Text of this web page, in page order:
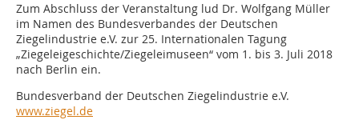
Zum Abschluss der Veranstaltung lud Dr. Wolfgang Müller
im Namen des Bundesverbandes der Deutschen
Ziegelindustrie e.V. zur 25. Internationalen Tagung
„Ziegeleigeschichte/Ziegeleimuseen“ vom 1. bis 3. Juli 2018
nach Berlin ein.
Bundesverband der Deutschen Ziegelindustrie e.V.
www.ziegel.de